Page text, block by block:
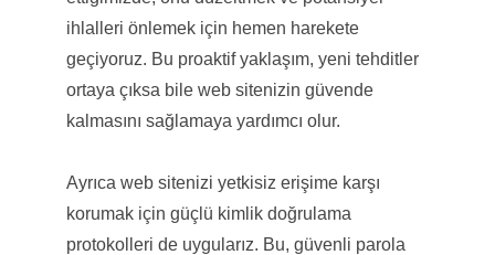
ihlalleri önlemek için hemen harekete
geçiyoruz. Bu proaktif yaklaşım, yeni tehditler
ortaya çıksa bile web sitenizin güvende
kalmasını sağlamaya yardımcı olur.
Ayrıca web sitenizi yetkisiz erişime karşı
korumak için güçlü kimlik doğrulama
protokolleri de uygularız. Bu, güvenli parola